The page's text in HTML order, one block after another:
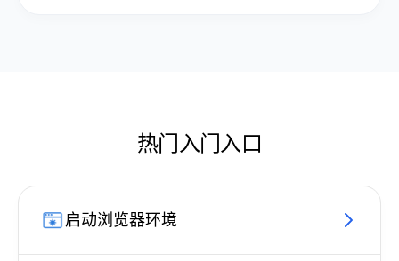
热门入门入口
启动浏览器环境